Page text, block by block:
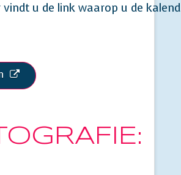
vindt u de link waarop u de